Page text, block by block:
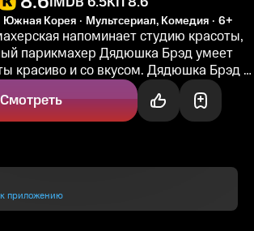
Южная Корея Мультсериал, Комедия 6+
напоминает студию красоты,
парикмахер Дядюшка Брэд умеет
красиво и со вкусом. Дядюшка Брэд -
мастер-декоратор и...
Смотреть
приложению